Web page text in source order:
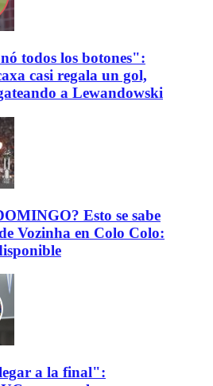
todos los botones":
casi regala un gol,
a Lewandowski
Esto se sabe
Vozinha en Colo Colo:
a la final":